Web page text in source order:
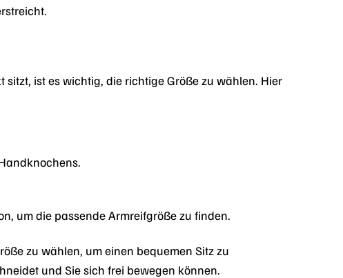
ist es wichtig, die richtige Größe zu wählen. Hier
um die passende Armreifgröße zu finden.
zu wählen, um einen bequemen Sitz zu
und Sie sich frei bewegen können.